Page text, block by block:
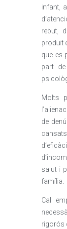
infant,
rebut,
produït
que es
part
Molts
de
salut i
família.
Cal
rigorós